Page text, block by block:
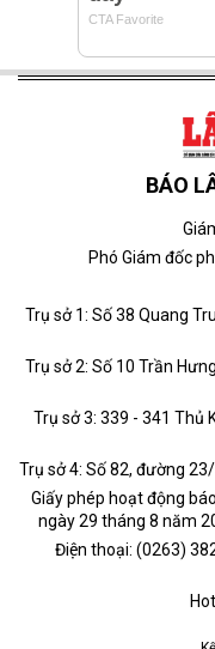
BÁO
Phó Giám đốc
Trụ sở 1: Số 38 Quang
Trụ sở 2: Số 10 Trần
Trụ sở 3: 339 - 341 Thủ
Trụ sở 4: Số 82, đường
Giấy phép hoạt động
ngày 29 tháng 8 năm
Điện thoại: (0263)